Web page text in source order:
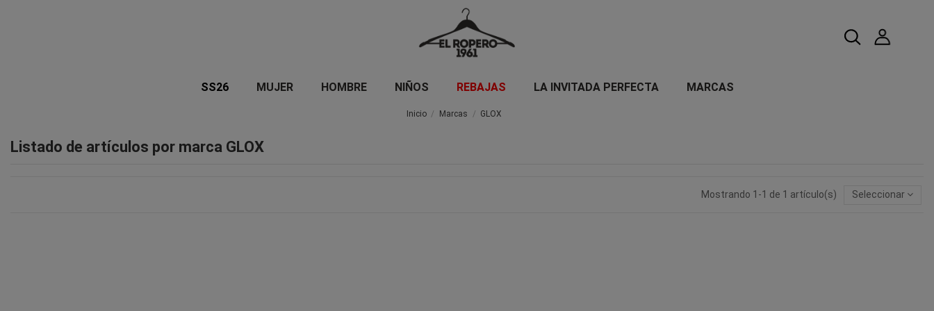
SS26 MUJER HOMBRE NIÑOS REBAJAS LA INVITADA PERFECTA MARCAS
Inicio Marcas GLOX
Listado de artículos por marca GLOX
Mostrando 1-1 de 1 artículo(s) Seleccionar